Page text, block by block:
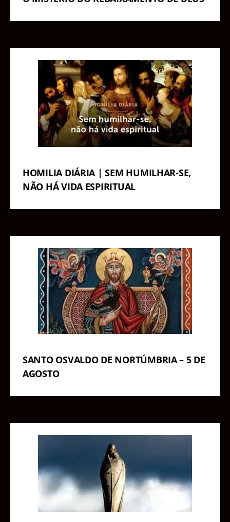
HOMILIA DIÁRIA | SEM HUMILHAR-SE,
NÃO HÁ VIDA ESPIRITUAL
SANTO OSVALDO DE NORTÚMBRIA – 5 DE
AGOSTO